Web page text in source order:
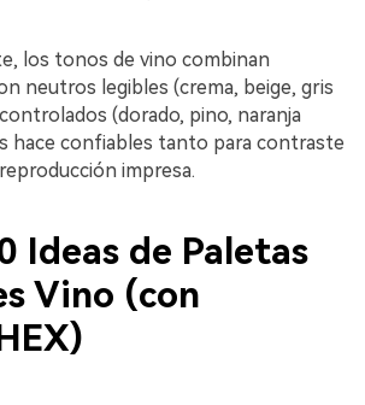
los tonos de vino combinan
neutros legibles (crema, beige, gris
(dorado, pino, naranja
hace confiables tanto para contraste
impresa.
Ideas de Paletas
Vino (con